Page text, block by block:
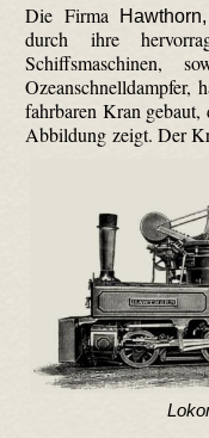
Die Firma
durch ihre
Schiffsmaschinen,
Ozeanschnelldampfer,
fahrbaren Kran
Abbildung zeigt. Der